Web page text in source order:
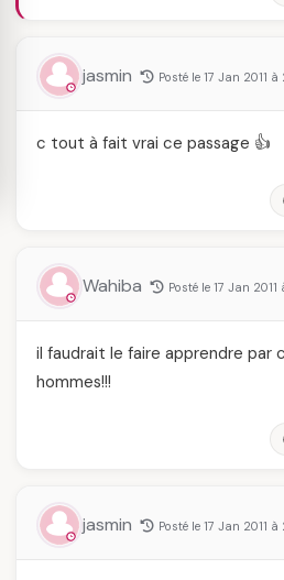
jasmin Posté le 17 Jan 2011 à
c tout à fait vrai ce passage 👍
Wahiba Posté le 17 Jan 2011
il faudrait le faire apprendre par
hommes!!!
jasmin Posté le 17 Jan 2011 à